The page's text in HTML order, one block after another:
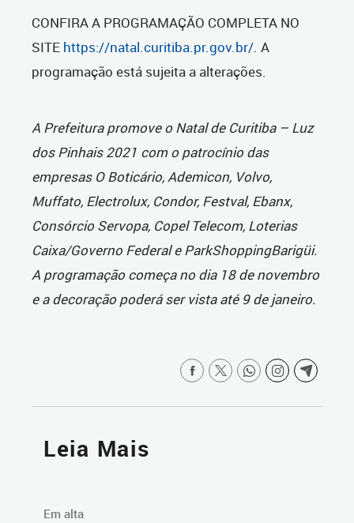
CONFIRA A PROGRAMAÇÃO COMPLETA NO
SITE https://natal.curitiba.pr.gov.br/. A
programação está sujeita a alterações.
A Prefeitura promove o Natal de Curitiba – Luz
dos Pinhais 2021 com o patrocínio das
empresas O Boticário, Ademicon, Volvo,
Muffato, Electrolux, Condor, Festval, Ebanx,
Consórcio Servopa, Copel Telecom, Loterias
Caixa/Governo Federal e ParkShoppingBarigüi.
A programação começa no dia 18 de novembro
e a decoração poderá ser vista até 9 de janeiro.
Leia Mais
Em alta